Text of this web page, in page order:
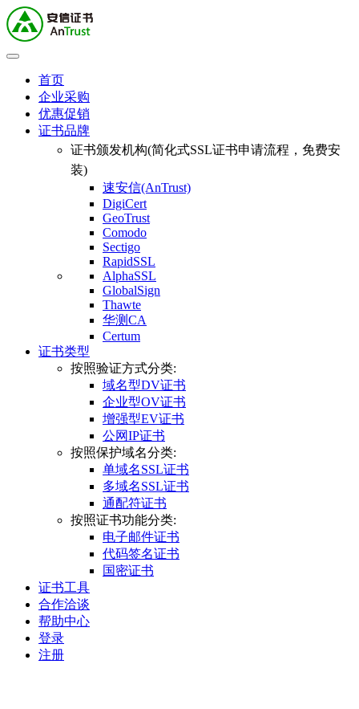
首页
企业采购
优惠促销
证书品牌
证书颁发机构(简化式SSL证书申请流程，免费安
装)
速安信(AnTrust)
DigiCert
GeoTrust
Comodo
Sectigo
RapidSSL
AlphaSSL
GlobalSign
Thawte
华测CA
Certum
证书类型
按照验证方式分类:
域名型DV证书
企业型OV证书
增强型EV证书
公网IP证书
按照保护域名分类:
单域名SSL证书
多域名SSL证书
通配符证书
按照证书功能分类:
电子邮件证书
代码签名证书
国密证书
证书工具
合作洽谈
帮助中心
登录
注册